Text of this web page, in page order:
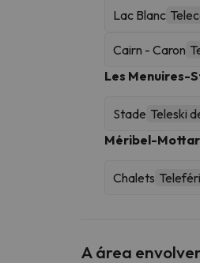
Lac Blanc
Cairn - Caron
Les Menuires-
Stade Teleski
Méribel-
Chalets
A área